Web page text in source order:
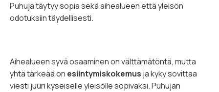
Puhuja täytyy sopia sekä aihealueen että yleisön
odotuksiin täydellisesti.
Aihealueen syvä osaaminen on välttämätöntä, mutta
yhtä tärkeää on esiintymiskokemus ja kyky sovittaa
viesti juuri kyseiselle yleisölle sopivaksi. Puhujan